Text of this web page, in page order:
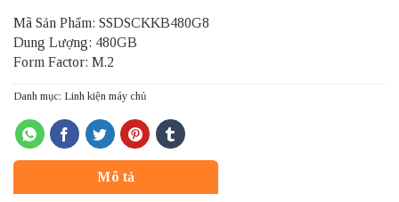
Mã Sản Phẩm: SSDSCKKB480G8
Dung Lượng: 480GB
Form Factor: M.2
Danh mục: Linh kiện máy chủ
Mô tả